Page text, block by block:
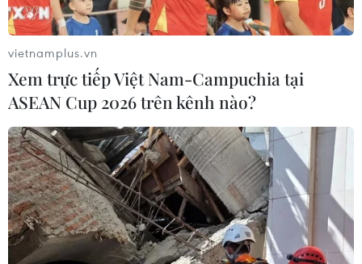
Lai Châu: Mưa lớn trên diện rộng, gây sạt
lở trên một số tuyến quốc lộ, tỉnh lộ
vietnamplus.vn
Xem trực tiếp Việt Nam-Campuchia tại
ASEAN Cup 2026 trên kênh nào?